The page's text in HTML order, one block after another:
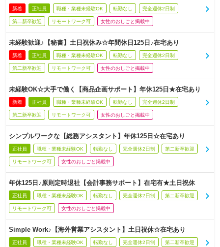
新着 正社員 職種・業種未経験OK 転勤なし 完全週休2日制
第二新卒歓迎 リモートワーク可 女性のおしごと掲載中
未経験歓迎♪【秘書】土日祝休み☆年間休日125日♪在宅あり
新着 正社員 職種・業種未経験OK 転勤なし 完全週休2日制
第二新卒歓迎 リモートワーク可 女性のおしごと掲載中
未経験OK☆大手で働く【商品企画サポート】年休125日★在宅あり
新着 正社員 職種・業種未経験OK 転勤なし 完全週休2日制
第二新卒歓迎 リモートワーク可 女性のおしごと掲載中
シンプルワークな【総務アシスタント】年休125日☆在宅あり
正社員 職種・業種未経験OK 転勤なし 完全週休2日制 第二新卒歓迎
リモートワーク可 女性のおしごと掲載中
年休125日♪原則定時退社【会計事務サポート】在宅有★土日祝休
正社員 職種・業種未経験OK 転勤なし 完全週休2日制 第二新卒歓迎
リモートワーク可 女性のおしごと掲載中
Simple Work♪【海外営業アシスタント】土日祝休☆在宅あり
正社員 職種・業種未経験OK 転勤なし 完全週休2日制 第二新卒歓迎